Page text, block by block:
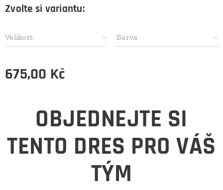
Zvolte si variantu:
Velikost Barva
675,00 Kč
OBJEDNEJTE SI
TENTO DRES PRO VÁŠ
TÝM